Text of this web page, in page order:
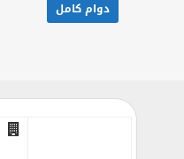
دوام كامل